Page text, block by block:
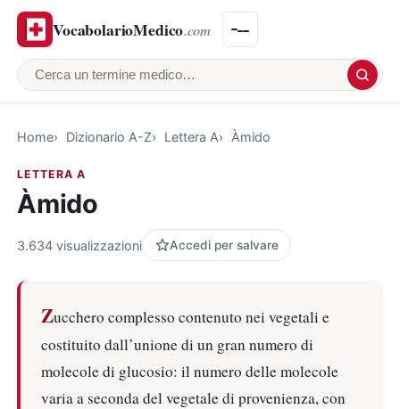
VocabolarioMedico.com
Cerca un termine medico
Home Dizionario A-Z Lettera A Àmido
LETTERA A
Àmido
3.634 visualizzazioni Accedi per salvare
Zucchero complesso contenuto nei vegetali e
costituito dall’unione di un gran numero di
molecole di glucosio: il numero delle molecole
varia a seconda del vegetale di provenienza, con